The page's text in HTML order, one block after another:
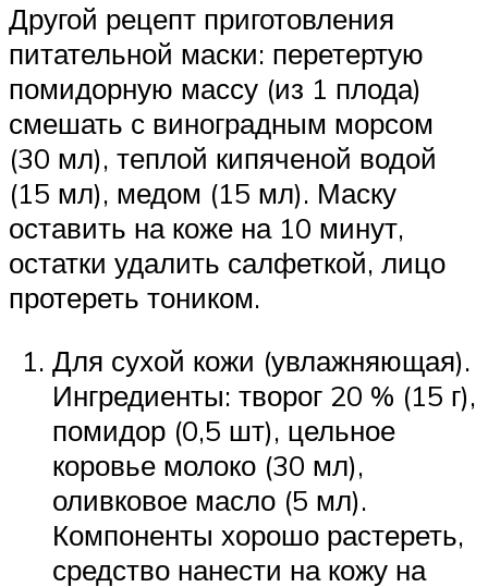
Другой рецепт приготовления
питательной маски: перетертую
помидорную массу (из 1 плода)
смешать с виноградным морсом
(30 мл), теплой кипяченой водой
(15 мл), медом (15 мл). Маску
оставить на коже на 10 минут,
остатки удалить салфеткой, лицо
протереть тоником.
Для сухой кожи (увлажняющая).
Ингредиенты: творог 20 % (15 г),
помидор (0,5 шт), цельное
коровье молоко (30 мл),
оливковое масло (5 мл).
Компоненты хорошо растереть,
средство нанести на кожу на